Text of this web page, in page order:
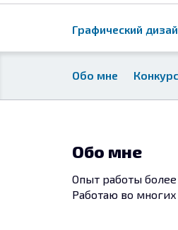
Графический
Обо мне
Обо мне
Опыт работы более
Работаю во